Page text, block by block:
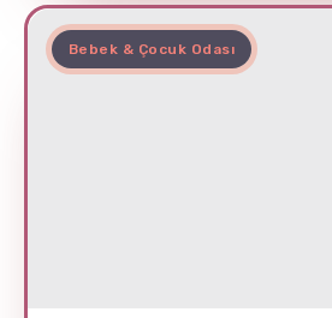
Bebek & Çocuk Odası